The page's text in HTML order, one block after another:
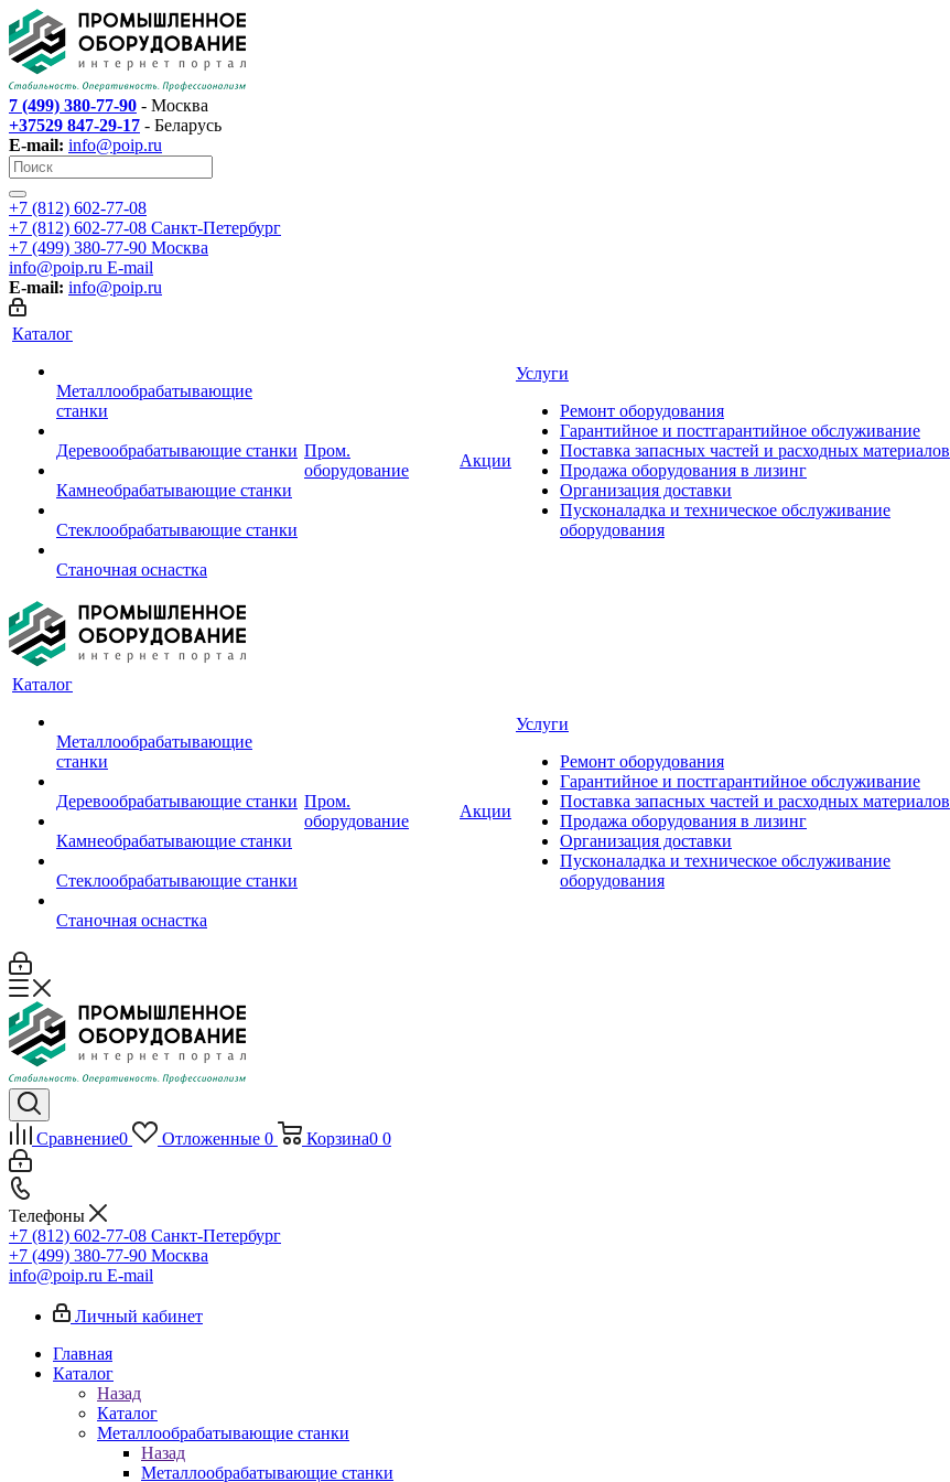
7 (499) 380-77-90 - Москва
+37529 847-29-17 - Беларусь
E-mail: info@poip.ru
+7 (812) 602-77-08
+7 (812) 602-77-08 Санкт-Петербург
+7 (499) 380-77-90 Москва
info@poip.ru E-mail
E-mail: info@poip.ru
Каталог
Металлообрабатывающие
станки
Деревообрабатывающие станки
Камнеобрабатывающие станки
Стеклообрабатывающие станки
Станочная оснастка
Пром.
оборудование
Акции
Услуги
Ремонт оборудования
Гарантийное и постгарантийное обслуживание
Поставка запасных частей и расходных материалов
Продажа оборудования в лизинг
Организация доставки
Пусконаладка и техническое обслуживание
оборудования
Каталог
Металлообрабатывающие
станки
Деревообрабатывающие станки
Камнеобрабатывающие станки
Стеклообрабатывающие станки
Станочная оснастка
Пром.
оборудование
Акции
Услуги
Ремонт оборудования
Гарантийное и постгарантийное обслуживание
Поставка запасных частей и расходных материалов
Продажа оборудования в лизинг
Организация доставки
Пусконаладка и техническое обслуживание
оборудования
Сравнение0 Отложенные 0 Корзина0 0
Телефоны
+7 (812) 602-77-08 Санкт-Петербург
+7 (499) 380-77-90 Москва
info@poip.ru E-mail
Личный кабинет
Главная
Каталог
Назад
Каталог
Металлообрабатывающие станки
Назад
Металлообрабатывающие станки